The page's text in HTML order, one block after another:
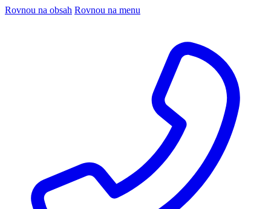
Rovnou na obsah Rovnou na menu